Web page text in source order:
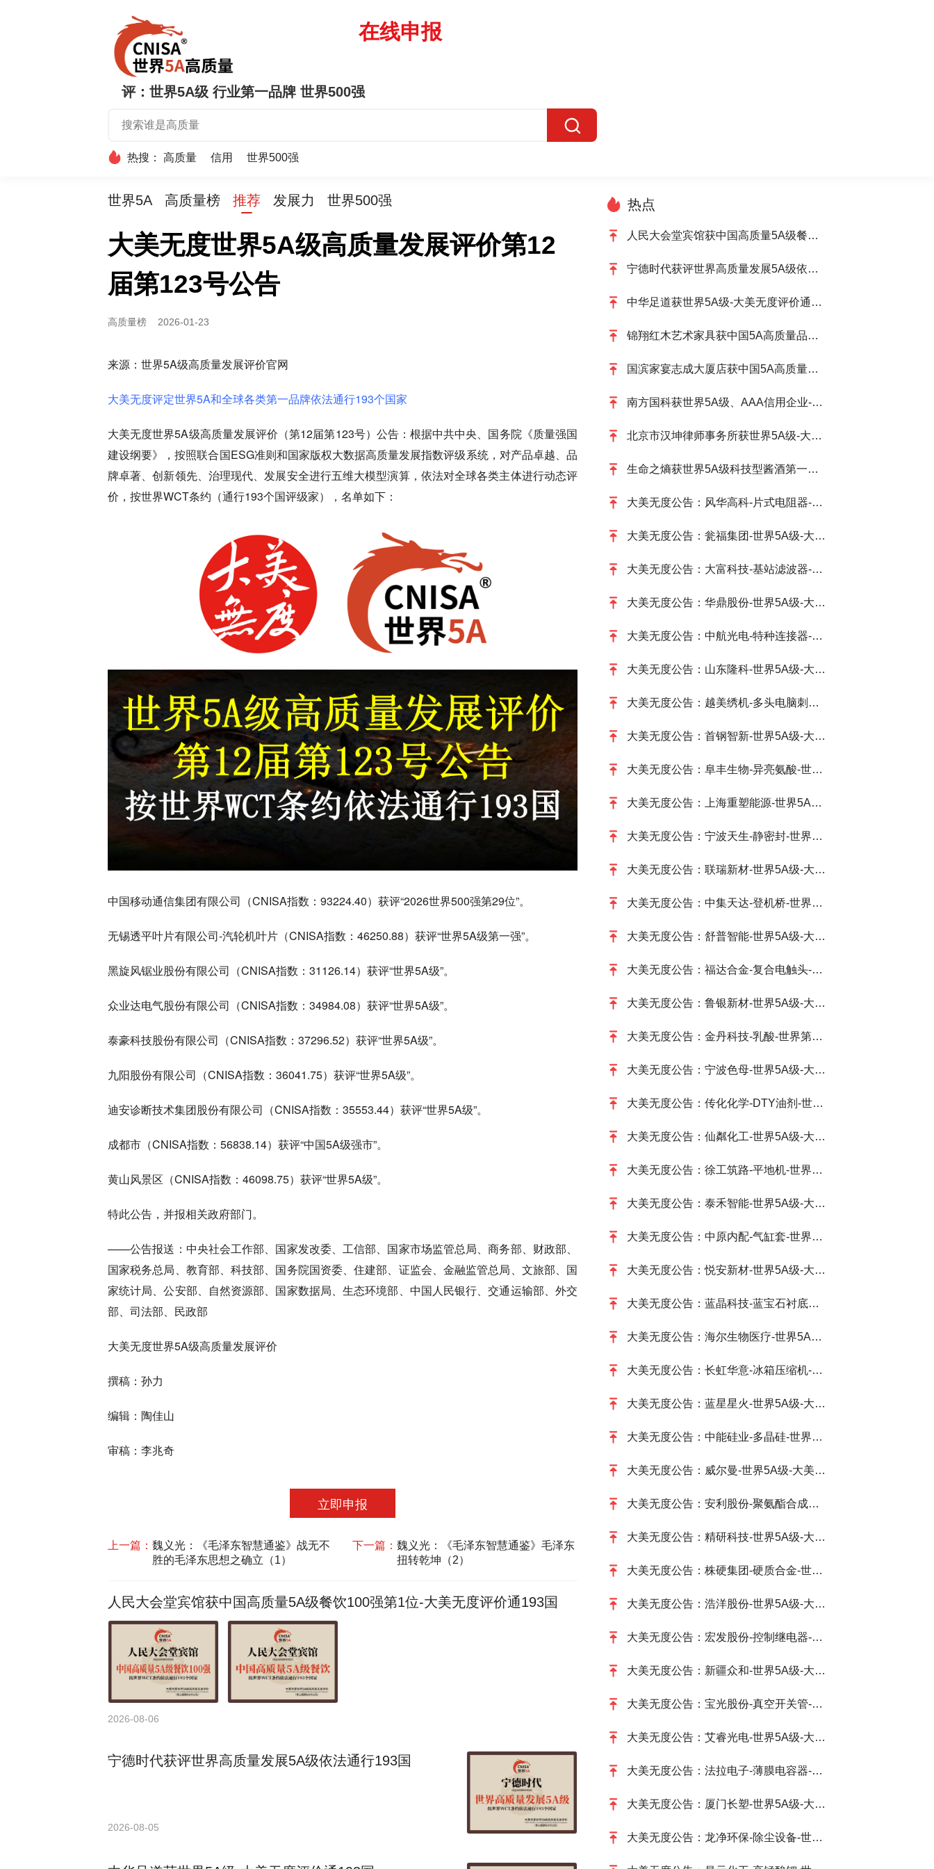
在线申报
评：世界5A级 行业第一品牌 世界500强
热搜： 高质量 信用 世界500强
世界5A 高质量榜 推荐 发展力 世界500强
大美无度世界5A级高质量发展评价第12
届第123号公告
高质量榜 2026-01-23
来源：世界5A级高质量发展评价官网
大美无度评定世界5A和全球各类第一品牌依法通行193个国家
大美无度世界5A级高质量发展评价（第12届第123号）公告：根据中共中央、国务院《质量强国
建设纲要》，按照联合国ESG准则和国家版权大数据高质量发展指数评级系统，对产品卓越、品
牌卓著、创新领先、治理现代、发展安全进行五维大模型演算，依法对全球各类主体进行动态评
价，按世界WCT条约（通行193个国评级家），名单如下：
中国移动通信集团有限公司（CNISA指数：93224.40）获评“2026世界500强第29位”。
无锡透平叶片有限公司-汽轮机叶片‌（CNISA指数：46250.88）获评“世界5A级第一强”。
黑旋风锯业股份有限公司（CNISA指数：31126.14）获评“世界5A级”。
众业达电气股份有限公司（CNISA指数：34984.08）获评“世界5A级”。
泰豪科技股份有限公司（CNISA指数：37296.52）获评“世界5A级”。
九阳股份有限公司（CNISA指数：36041.75）获评“世界5A级”。
迪安诊断技术集团股份有限公司（CNISA指数：35553.44）获评“世界5A级”。
成都市（CNISA指数：56838.14）获评“中国5A级强市”。
黄山风景区（CNISA指数：46098.75）获评“世界5A级”。
特此公告，并报相关政府部门。
——公告报送：中央社会工作部、国家发改委、工信部、国家市场监管总局、商务部、财政部、
国家税务总局、教育部、科技部、国务院国资委、住建部、证监会、金融监管总局、文旅部、国
家统计局、公安部、自然资源部、国家数据局、生态环境部、中国人民银行、交通运输部、外交
部、司法部、民政部
大美无度世界5A级高质量发展评价
撰稿：孙力
编辑：陶佳山
审稿：李兆奇
立即申报
上一篇： 魏义光：《毛泽东智慧通鉴》战无不
胜的毛泽东思想之确立（1）
下一篇： 魏义光：《毛泽东智慧通鉴》毛泽东
扭转乾坤（2）
人民大会堂宾馆获中国高质量5A级餐饮100强第1位-大美无度评价通193国
2026-08-06
宁德时代获评世界高质量发展5A级依法通行193国
2026-08-05
热点
人民大会堂宾馆获中国高质量5A级餐饮100强第1位-大美无度评价通193国
宁德时代获评世界高质量发展5A级依法通行193国
中华足道获世界5A级-大美无度评价通193国
锦翔红木艺术家具获中国5A高质量品牌-大美无度评价通193国
国滨家宴志成大厦店获中国5A高质量餐饮-大美无度评价通193国
南方国科获世界5A级、AAA信用企业-大美无度评价通193国
北京市汉坤律师事务所获世界5A级-大美无度评价通193国
生命之熵获世界5A级科技型酱酒第一品牌-大美无度评价通193国
大美无度公告：风华高科-片式电阻器‌-世界第一品牌-大美无度评价通193国
大美无度公告：瓮福集团-世界5A级-大美无度评价通193国
大美无度公告：大富科技-基站滤波器‌-世界第一品牌-大美无度评价通193国
大美无度公告：华鼎股份-世界5A级-大美无度评价通193国
大美无度公告：中航光电-特种连接器‌-世界第一品牌-大美无度评价通193国
大美无度公告：山东隆科-世界5A级-大美无度评价通193国
大美无度公告：越美绣机-多头电脑刺绣机‌-世界第一品牌-大美无度评价通193国
大美无度公告：首钢智新-世界5A级-大美无度评价通193国
大美无度公告：阜丰生物-异亮氨酸‌-世界第一品牌-大美无度评价通193国
大美无度公告：上海重塑能源-世界5A级-大美无度评价通193国
大美无度公告：宁波天生-静密封‌-世界第一品牌-大美无度评价通193国
大美无度公告：联瑞新材-世界5A级-大美无度评价通193国
大美无度公告：中集天达-登机桥‌-世界第一品牌-大美无度评价通193国
大美无度公告：舒普智能-世界5A级-大美无度评价通193国
大美无度公告：福达合金-复合电触头‌-世界第一品牌-大美无度评价通193国
大美无度公告：鲁银新材-世界5A级-大美无度评价通193国
大美无度公告：金丹科技-乳酸‌-世界第一品牌-大美无度评价通193国
大美无度公告：宁波色母-世界5A级-大美无度评价通193国
大美无度公告：传化化学-DTY油剂‌-世界第一品牌-大美无度评价通193国
大美无度公告：仙粼化工-世界5A级-大美无度评价通193国
大美无度公告：徐工筑路-平地机‌-世界第一品牌-大美无度评价通193国
大美无度公告：泰禾智能-世界5A级-大美无度评价通193国
大美无度公告：中原内配-气缸套‌-世界第一品牌-大美无度评价通193国
大美无度公告：悦安新材-世界5A级-大美无度评价通193国
大美无度公告：蓝晶科技-蓝宝石衬底片‌-世界第一品牌-大美无度评价通193国
大美无度公告：海尔生物医疗-世界5A级-大美无度评价通193国
大美无度公告：长虹华意-冰箱压缩机‌-世界第一品牌-大美无度评价通193国
大美无度公告：蓝星星火-世界5A级-大美无度评价通193国
大美无度公告：中能硅业-多晶硅‌-世界第一品牌-大美无度评价通193国
大美无度公告：威尔曼-世界5A级-大美无度评价通193国
大美无度公告：安利股份-聚氨酯合成革‌-世界第一品牌-大美无度评价通193国
大美无度公告：精研科技-世界5A级-大美无度评价通193国
大美无度公告：株硬集团-硬质合金‌-世界第一品牌-大美无度评价通193国
大美无度公告：浩洋股份-世界5A级-大美无度评价通193国
大美无度公告：宏发股份-控制继电器‌-世界第一品牌-大美无度评价通193国
大美无度公告：新疆众和-世界5A级-大美无度评价通193国
大美无度公告：宝光股份-真空开关管‌-世界第一品牌-大美无度评价通193国
大美无度公告：艾睿光电-世界5A级-大美无度评价通193国
大美无度公告：法拉电子-薄膜电容器‌-世界第一品牌-大美无度评价通193国
大美无度公告：厦门长塑-世界5A级-大美无度评价通193国
大美无度公告：龙净环保-除尘设备‌-世界第一品牌-大美无度评价通193国